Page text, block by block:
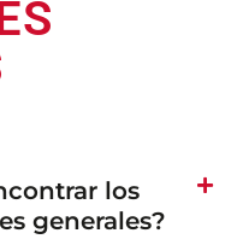
los
generales?